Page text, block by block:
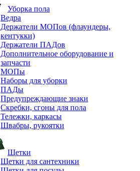
Уборка пола
Ведра
Держатели МОПов (флаундеры,
кентукки)
Держатели ПАДов
Дополнительное оборудование и
запчасти
МОПы
Наборы для уборки
ПАДы
Предупреждающие знаки
Скребки, сгоны для пола
Тележки, каркасы
Швабры, рукоятки
Щетки
Щетки для сантехники